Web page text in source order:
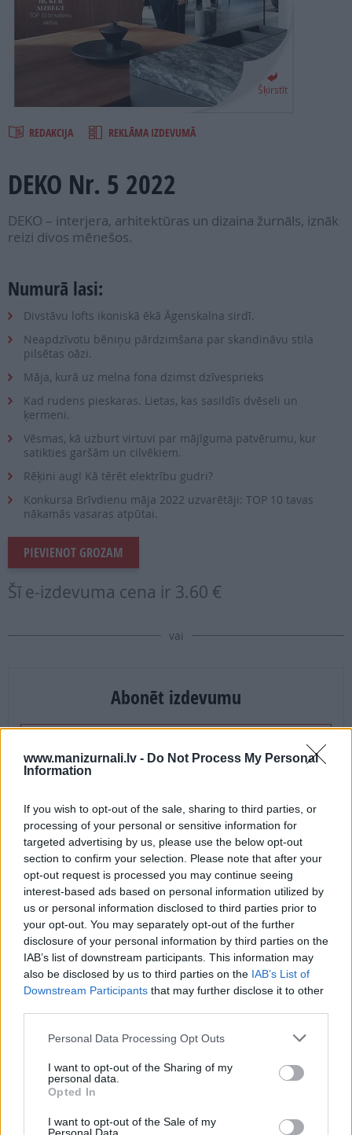
www.manizurnali.lv - Do Not Process My Personal
Information
If you wish to opt-out of the sale, sharing to third parties, or
processing of your personal or sensitive information for
targeted advertising by us, please use the below opt-out
section to confirm your selection. Please note that after your
opt-out request is processed you may continue seeing
interest-based ads based on personal information utilized by
us or personal information disclosed to third parties prior to
your opt-out. You may separately opt-out of the further
disclosure of your personal information by third parties on the
IAB’s list of downstream participants. This information may
also be disclosed by us to third parties on the IAB’s List of
Downstream Participants that may further disclose it to other
Personal Data Processing Opt Outs
I want to opt-out of the Sharing of my
personal data.
Opted In
I want to opt-out of the Sale of my
Šķirstīt
REDAKCIJA REKLĀMA IZDEVUMĀ
DEKO Nr. 5 2022
DEKO – interjera, arhitektūras un dizaina žurnāls, iznāk
reizi divos mēnešos.
Numurā lasi:
Divstāvu lofts ikoniskā ēkā Āgenskalna sirdī.
Neapdzīvotu bēniņu pārdzimšana par skandināvu stila
pilsētas oāzi.
Māja, kurā uz melna fona dzimst dzīvesprieks
Kad rudens pieskaras. Lietas, kas sasildīs dvēseli un
ķermeni.
Vēsmas, kā uzburt virtuvi par mājīguma patvērumu, kur
satikties garšām un cilvēkiem.
Rēķini aug! Kā tērēt elektrību gudri?
Konkursa Brīvdienu māja 2022 uzvarētāji: TOP 10 tavas
nākamās vasaras atpūtai.
PIEVIENOT GROZAM
Šī e-izdevuma cena ir 3.60 €
vai
Abonēt izdevumu
Abonēšanas perioda sākums:
2026. gada septembris
Mēnešu skaits:
2 numuri /13.90 Eur
1 izdevums / 13.90 Eur par izdevumu *
noteikumi